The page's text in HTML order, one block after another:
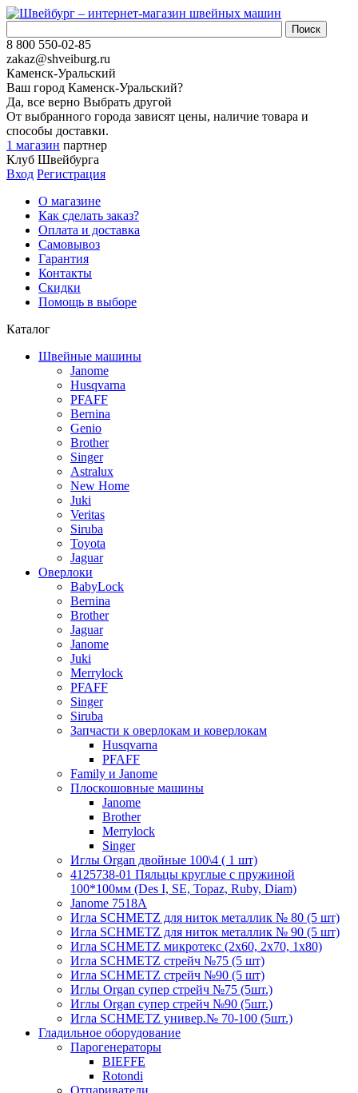
8 800 550-02-85
zakaz@shveiburg.ru
Каменск-Уральский
Ваш город Каменск-Уральский?
Да, все верно Выбрать другой
От выбранного города зависят цены, наличие товара и
способы доставки.
1 магазин партнер
Клуб Швейбурга
Вход Регистрация
О магазине
Как сделать заказ?
Оплата и доставка
Самовывоз
Гарантия
Контакты
Скидки
Помощь в выборе
Каталог
Швейные машины
Janome
Husqvarna
PFAFF
Bernina
Genio
Brother
Singer
Astralux
New Home
Juki
Veritas
Siruba
Toyota
Jaguar
Оверлоки
BabyLock
Bernina
Brother
Jaguar
Janome
Juki
Merrylock
PFAFF
Singer
Siruba
Запчасти к оверлокам и коверлокам
Husqvarna
PFAFF
Family и Janome
Плоскошовные машины
Janome
Brother
Merrylock
Singer
Иглы Organ двойные 100\4 ( 1 шт)
4125738-01 Пяльцы круглые с пружиной
100*100мм (Des I, SE, Topaz, Ruby, Diam)
Janome 7518A
Игла SCHMETZ для ниток металлик № 80 (5 шт)
Игла SCHMETZ для ниток металлик № 90 (5 шт)
Игла SCHMETZ микротекс (2х60, 2х70, 1х80)
Игла SCHMETZ стрейч №75 (5 шт)
Игла SCHMETZ стрейч №90 (5 шт)
Иглы Organ супер стрейч №75 (5шт.)
Иглы Organ супер стрейч №90 (5шт.)
Игла SCHMETZ универ.№ 70-100 (5шт.)
Гладильное оборудование
Парогенераторы
BIEFFE
Rotondi
Отпариватели